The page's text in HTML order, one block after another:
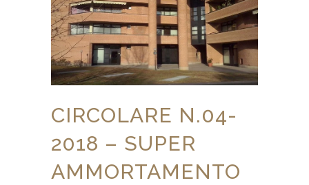
CIRCOLARE N.04-
2018 – SUPER
AMMORTAMENTO